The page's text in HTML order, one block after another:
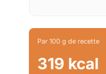
Par 100 g de recette
319 kcal